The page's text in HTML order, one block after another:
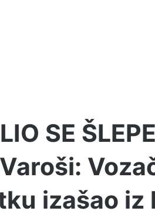
SE
izašao iz